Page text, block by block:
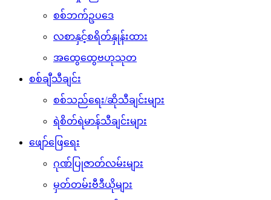
စစ်ဘက်ဥပဒေ
လစာနှင့်စရိတ်နှုန်းထား
အထွေထွေဗဟုသုတ
စစ်ချီသီချင်း
စစ်သည်ရေး/ဆိုသီချင်းများ
ရဲစိတ်ရဲမာန်သီချင်းများ
ဖျော်ဖြေရေး
ဂုဏ်ပြုဇာတ်လမ်းများ
မှတ်တမ်းဗီဒီယိုများ